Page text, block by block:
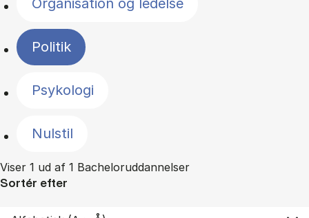
Organisation og ledelse
Politik
Psykologi
Nulstil
Viser 1 ud af 1 Bacheloruddannelser
Sortér efter